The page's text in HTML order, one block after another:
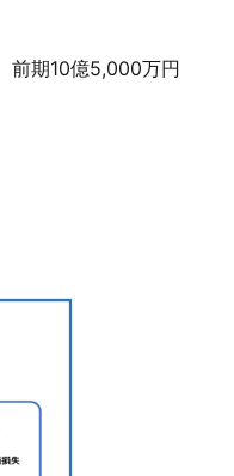
前期10億5,000万円